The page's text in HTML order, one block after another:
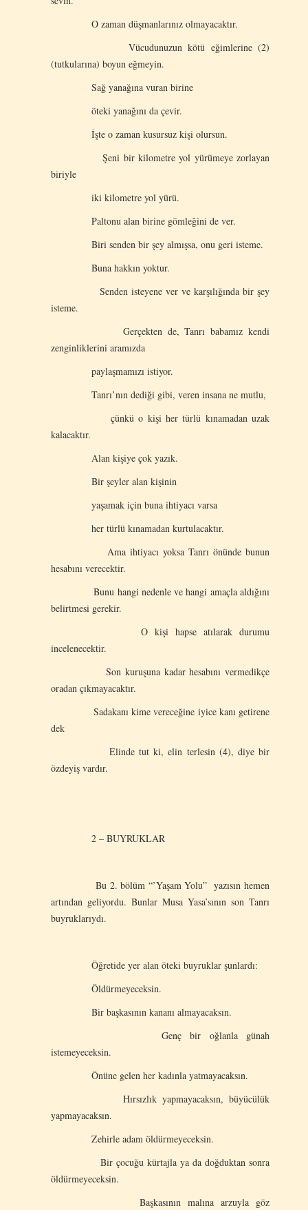
O zaman düşmanlarınız olmayacaktır.
Vücudunuzun kötü eğimlerine (2)
(tutkularına) boyun eğmeyin.
Sağ yanağına vuran birine
öteki yanağını da çevir.
İşte o zaman kusursuz kişi olursun.
Şeni bir kilometre yol yürümeye zorlayan
biriyle
iki kilometre yol yürü.
Paltonu alan birine gömleğini de ver.
Biri senden bir şey almışsa, onu geri isteme.
Buna hakkın yoktur.
Senden isteyene ver ve karşılığında bir şey
isteme.
Gerçekten de, Tanrı babamız kendi
zenginliklerini aramızda
paylaşmamızı istiyor.
Tanrı’nın dediği gibi, veren insana ne mutlu,
çünkü o kişi her türlü kınamadan uzak
kalacaktır.
Alan kişiye çok yazık.
Bir şeyler alan kişinin
yaşamak için buna ihtiyacı varsa
her türlü kınamadan kurtulacaktır.
Ama ihtiyacı yoksa Tanrı önünde bunun
hesabını verecektir.
Bunu hangi nedenle ve hangi amaçla aldığını
belirtmesi gerekir.
O kişi hapse atılarak durumu
incelenecektir.
Son kuruşuna kadar hesabını vermedikçe
oradan çıkmayacaktır.
Sadakanı kime vereceğine iyice kanı getirene
dek
Elinde tut ki, elin terlesin (4), diye bir
özdeyiş vardır.
2 – BUYRUKLAR
Bu 2. bölüm “’Yaşam Yolu” yazısın hemen
artından geliyordu. Bunlar Musa Yasa’sının son Tanrı
buyruklarıydı.
Öğretide yer alan öteki buyruklar şunlardı:
Öldürmeyeceksin.
Bir başkasının kananı almayacaksın.
Genç bir oğlanla günah
istemeyeceksin.
Önüne gelen her kadınla yatmayacaksın.
Hırsızlık yapmayacaksın, büyücülük
yapmayacaksın.
Zehirle adam öldürmeyeceksin.
Bir çocuğu kürtajla ya da doğduktan sonra
öldürmeyeceksin.
Başkasının malına arzuyla göz